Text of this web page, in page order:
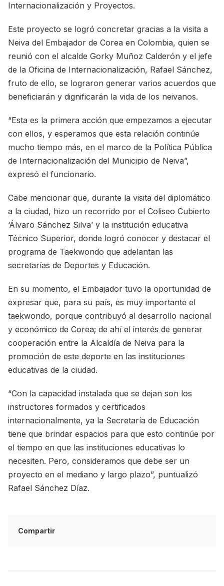
Internacionalización y Proyectos.
Este proyecto se logró concretar gracias a la visita a
Neiva del Embajador de Corea en Colombia, quien se
reunió con el alcalde Gorky Muñoz Calderón y el jefe
de la Oficina de Internacionalización, Rafael Sánchez,
fruto de ello, se lograron generar varios acuerdos que
beneficiarán y dignificarán la vida de los neivanos.
“Esta es la primera acción que empezamos a ejecutar
con ellos, y esperamos que esta relación continúe
mucho tiempo más, en el marco de la Política Pública
de Internacionalización del Municipio de Neiva”,
expresó el funcionario.
Cabe mencionar que, durante la visita del diplomático
a la ciudad, hizo un recorrido por el Coliseo Cubierto
‘Álvaro Sánchez Silva’ y la institución educativa
Técnico Superior, donde logró conocer y destacar el
programa de Taekwondo que adelantan las
secretarías de Deportes y Educación.
En su momento, el Embajador tuvo la oportunidad de
expresar que, para su país, es muy importante el
taekwondo, porque contribuyó al desarrollo nacional
y económico de Corea; de ahí el interés de generar
cooperación entre la Alcaldía de Neiva para la
promoción de este deporte en las instituciones
educativas de la ciudad.
“Con la capacidad instalada que se dejan son los
instructores formados y certificados
internacionalmente, ya la Secretaría de Educación
tiene que brindar espacios para que esto continúe por
el tiempo en que las instituciones educativas lo
necesiten. Pero, consideramos que debe ser un
proyecto en el mediano y largo plazo”, puntualizó
Rafael Sánchez Díaz.
Compartir